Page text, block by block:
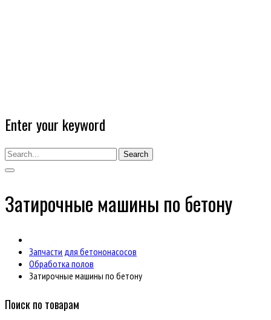
Enter your keyword
Search
Затирочные машины по бетону
Запчасти для бетононасосов
Обработка полов
Затирочные машины по бетону
Поиск по товарам